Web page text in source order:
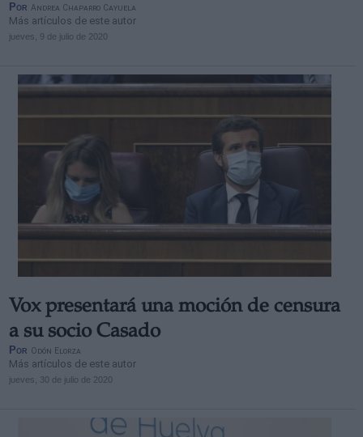
Por Andrea Chaparro Cayuela
Más artículos de este autor
jueves, 9 de julio de 2020
Vox presentará una moción de censura
a su socio Casado
Por Odón Elorza
Más artículos de este autor
jueves, 30 de julio de 2020